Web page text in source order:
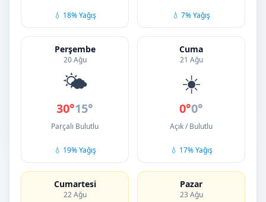
💧 18% Yağış 💧 7% Yağış
Perşembe
20 Ağu
🌤️
30°15°
Parçalı Bulutlu
💧 19% Yağış
Cuma
21 Ağu
☀️
0°0°
Açık / Bulutlu
💧 17% Yağış
Cumartesi
22 Ağu
Pazar
23 Ağu